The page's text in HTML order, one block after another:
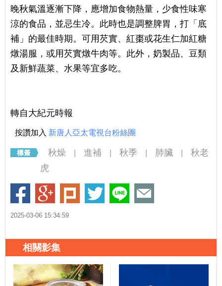
晚秋氣溫逐漸下降，應增加食物熱量，少食性味寒
涼的食品，並忌生冷。此時也是調整脾胃，打「底
補」的最佳時期。可用芡實、紅棗或花生仁加紅糖
燉湯服，或用芡實燉牛肉等。此外，奶製品、豆類
及新鮮蔬菜、水果等宜多吃。
轉自大紀元時報
按讚加入 新唐人亞太電視台粉絲團
秋燥 進補 秋季 肺臟
秋老
虎
2025-03-06 15:34:59
相關影集